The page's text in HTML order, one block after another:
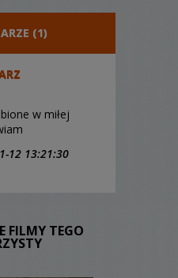
(1)
w miłej
12 13:21:30
FILMY TEGO